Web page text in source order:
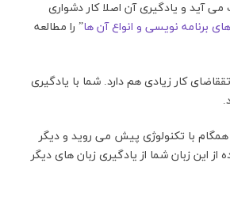
آید و یادگیری آن اصلا کار دشواری
برنامه نویسی و انواع آن ها” را مطالعه
کار زیادی هم دارد. شما با یادگیری
همگام با تکنولوژی پیش می روید و دیگر
این زبان شما از یادگیری زبان های دیگر